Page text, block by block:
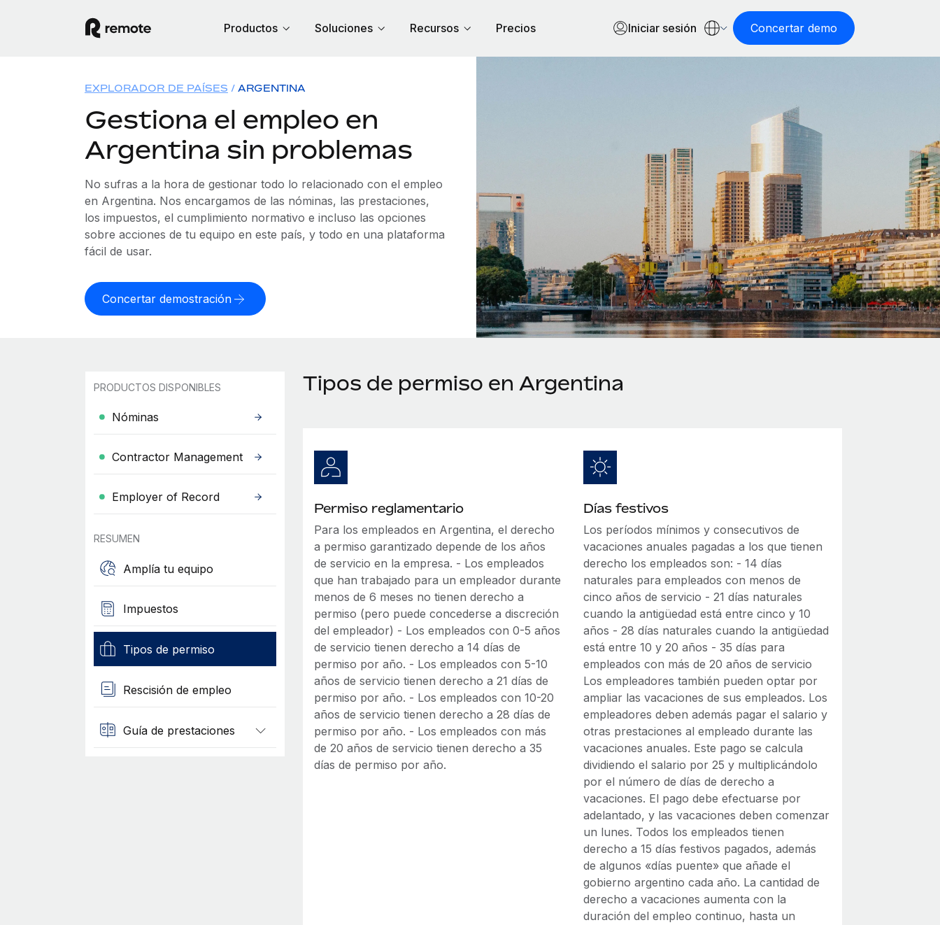
Productos Soluciones Recursos Precios Iniciar sesión Concertar demo
EXPLORADOR DE PAÍSES ARGENTINA
Gestiona el empleo en
Argentina sin problemas
No sufras a la hora de gestionar todo lo relacionado con el empleo
en Argentina. Nos encargamos de las nóminas, las prestaciones,
los impuestos, el cumplimiento normativo e incluso las opciones
sobre acciones de tu equipo en este país, y todo en una plataforma
fácil de usar.
Concertar demostración
PRODUCTOS DISPONIBLES
Nóminas
Contractor Management
Employer of Record
RESUMEN
Amplía tu equipo
Impuestos
Tipos de permiso
Rescisión de empleo
Guía de prestaciones
Tipos de permiso en Argentina
Permiso reglamentario
Para los empleados en Argentina, el derecho
a permiso garantizado depende de los años
de servicio en la empresa. - Los empleados
que han trabajado para un empleador durante
menos de 6 meses no tienen derecho a
permiso (pero puede concederse a discreción
del empleador) - Los empleados con 0-5 años
de servicio tienen derecho a 14 días de
permiso por año. - Los empleados con 5-10
años de servicio tienen derecho a 21 días de
permiso por año. - Los empleados con 10-20
años de servicio tienen derecho a 28 días de
permiso por año. - Los empleados con más
de 20 años de servicio tienen derecho a 35
días de permiso por año.
Días festivos
Los períodos mínimos y consecutivos de
vacaciones anuales pagadas a los que tienen
derecho los empleados son: - 14 días
naturales para empleados con menos de
cinco años de servicio - 21 días naturales
cuando la antigüedad está entre cinco y 10
años - 28 días naturales cuando la antigüedad
está entre 10 y 20 años - 35 días para
empleados con más de 20 años de servicio
Los empleadores también pueden optar por
ampliar las vacaciones de sus empleados. Los
empleadores deben además pagar el salario y
otras prestaciones al empleado durante las
vacaciones anuales. Este pago se calcula
dividiendo el salario por 25 y multiplicándolo
por el número de días de derecho a
vacaciones. El pago debe efectuarse por
adelantado, y las vacaciones deben comenzar
un lunes. Todos los empleados tienen
derecho a 15 días festivos pagados, además
de algunos «días puente» que añade el
gobierno argentino cada año. La cantidad de
derecho a vacaciones aumenta con la
duración del empleo continuo, hasta un